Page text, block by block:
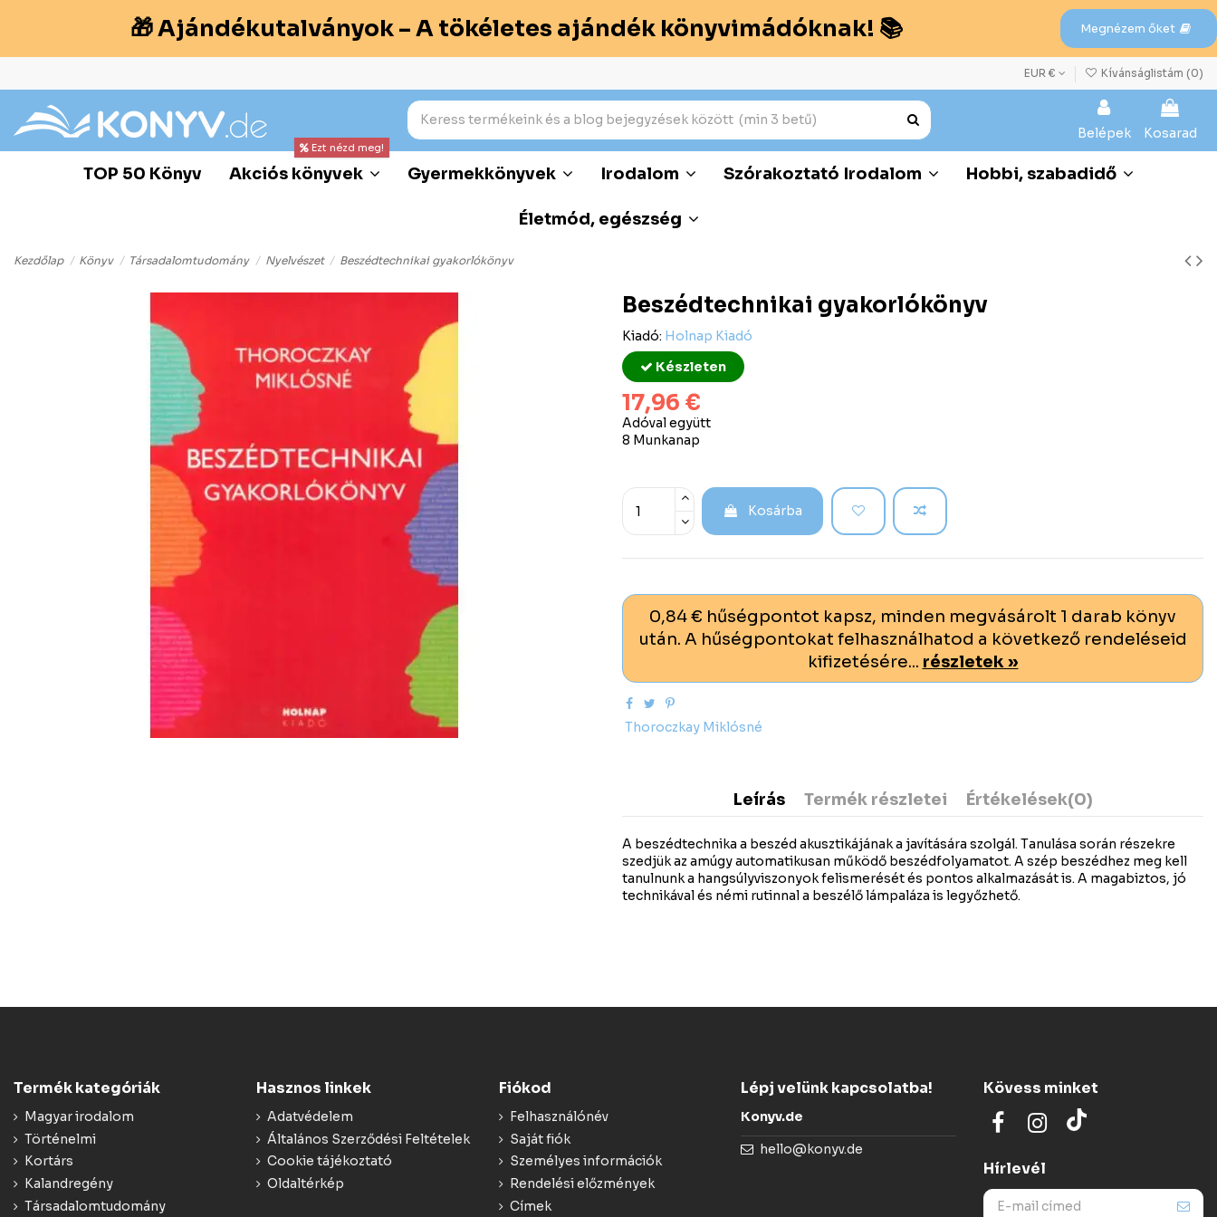
🎁 Ajándékutalványok – A tökéletes ajándék könyvimádóknak! 📚 Megnézem őket
EUR € Kívánságlistám (0)
Belépek Kosarad
TOP 50 Könyv Akciós könyvek
Ezt nézd meg!
Gyermekkönyvek Irodalom Szórakoztató Irodalom Hobbi, szabadidő
Életmód, egészség
Kezdőlap Könyv Társadalomtudomány Nyelvészet Beszédtechnikai gyakorlókönyv
Beszédtechnikai gyakorlókönyv
Kiadó: Holnap Kiadó
Készleten
17,96 €
Adóval együtt
8 Munkanap
Kosárba
0,84 € hűségpontot kapsz, minden megvásárolt 1 darab könyv
után. A hűségpontokat felhasználhatod a következő rendeléseid
kifizetésére... részletek »
Thoroczkay Miklósné
Leírás Termék részletei Értékelések(0)
A beszédtechnika a beszéd akusztikájának a javítására szolgál. Tanulása során részekre
szedjük az amúgy automatikusan működő beszédfolyamatot. A szép beszédhez meg kell
tanulnunk a hangsúlyviszonyok felismerését és pontos alkalmazását is. A magabiztos, jó
technikával és némi rutinnal a beszélő lámpaláza is legyőzhető.
Termék kategóriák
Magyar irodalom
Történelmi
Kortárs
Kalandregény
Társadalomtudomány
Hasznos linkek
Adatvédelem
Általános Szerződési Feltételek
Cookie tájékoztató
Oldaltérkép
Fiókod
Felhasználónév
Saját fiók
Személyes információk
Rendelési előzmények
Címek
Lépj velünk kapcsolatba!
Konyv.de
hello@konyv.de
Kövess minket
Hírlevél